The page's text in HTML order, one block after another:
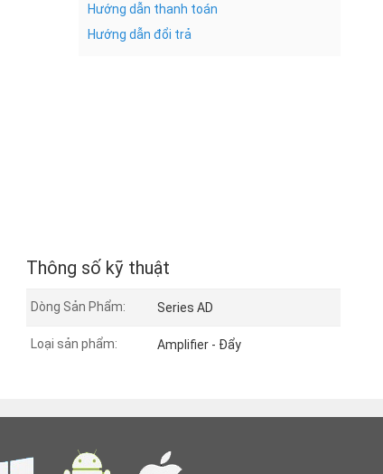
Hướng dẫn thanh toán
Hướng dẫn đổi trả
Thông số kỹ thuật
Dòng Sản Phẩm: Series AD
Loại sản phẩm: Amplifier - Đẩy